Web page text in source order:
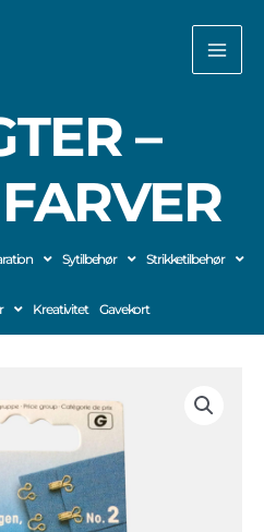
–
Sytilbehør Strikketilbehør
Kreativitet Gavekort